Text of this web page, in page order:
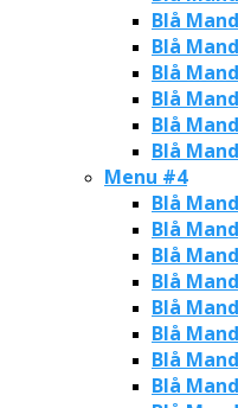
Blå
Blå
Blå
Blå
Blå
Blå
Menu #4
Blå
Blå
Blå
Blå
Blå
Blå
Blå
Blå